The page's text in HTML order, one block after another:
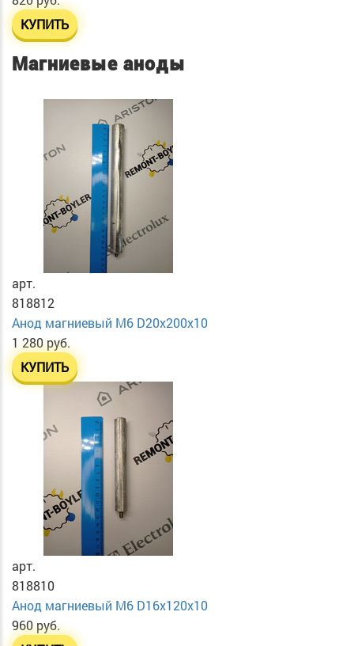
КУПИТЬ
Магниевые аноды
арт.
818812
Анод магниевый М6 D20х200х10
1 280 руб.
КУПИТЬ
арт.
818810
Анод магниевый М6 D16х120х10
960 руб.